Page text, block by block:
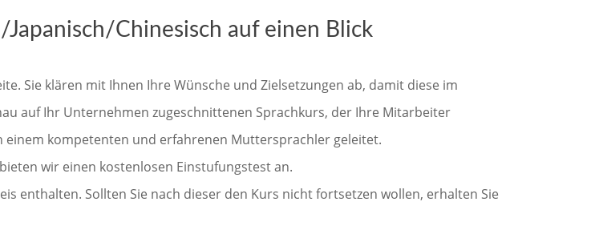
Chinesisch auf einen Blick
Sie klären mit Ihnen Ihre Wünsche und Zielsetzungen ab, damit diese im
auf Ihr Unternehmen zugeschnittenen Sprachkurs, der Ihre Mitarbeiter
kompetenten und erfahrenen Muttersprachler geleitet.
wir einen kostenlosen Einstufungstest an.
enthalten. Sollten Sie nach dieser den Kurs nicht fortsetzen wollen, erhalten Sie